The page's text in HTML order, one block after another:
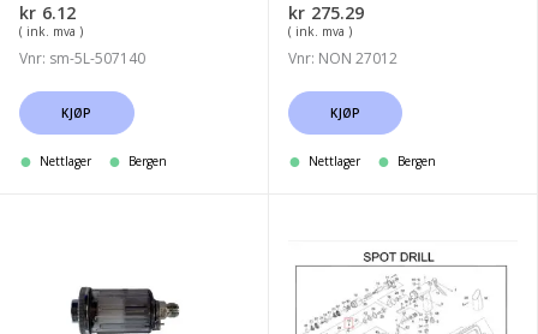
kr 6.12
( ink. mva )
Vnr: sm-5L-507140
KJØP
Nettlager Bergen
kr 275.29
( ink. mva )
Vnr: NON 27012
KJØP
Nettlager Bergen
Set
for